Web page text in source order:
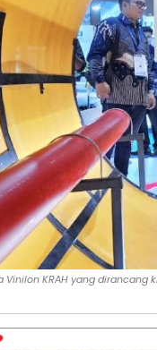
Vinilon KRAH yang